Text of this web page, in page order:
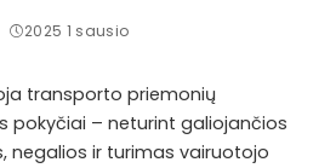
2025 1 sausio
transporto priemonių
pokyčiai – neturint galiojančios
negalios ir turimas vairuotojo